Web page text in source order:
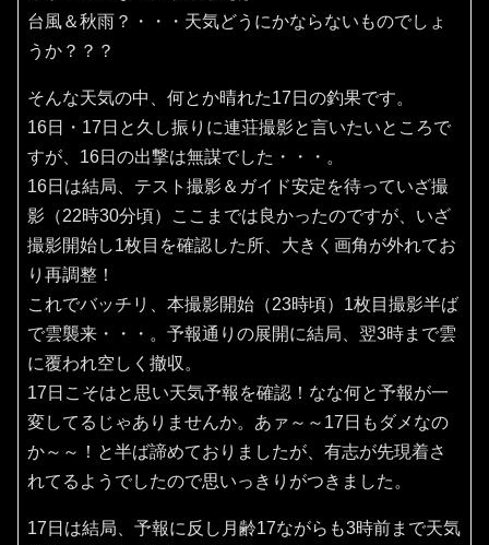
台風＆秋雨？・・・天気どうにかならないものでしょ
うか？？？
そんな天気の中、何とか晴れた17日の釣果です。
16日・17日と久し振りに連荘撮影と言いたいところで
すが、16日の出撃は無謀でした・・・。
16日は結局、テスト撮影＆ガイド安定を待っていざ撮
影（22時30分頃）ここまでは良かったのですが、いざ
撮影開始し1枚目を確認した所、大きく画角が外れてお
り再調整！
これでバッチリ、本撮影開始（23時頃）1枚目撮影半ば
で雲襲来・・・。予報通りの展開に結局、翌3時まで雲
に覆われ空しく撤収。
17日こそはと思い天気予報を確認！なな何と予報が一
変してるじゃありませんか。あァ～～17日もダメなの
か～～！と半ば諦めておりましたが、有志が先現着さ
れてるようでしたので思いっきりがつきました。
17日は結局、予報に反し月齢17ながらも3時前まで天気